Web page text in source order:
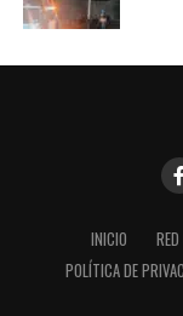
INICIO
POLÍTICA DE